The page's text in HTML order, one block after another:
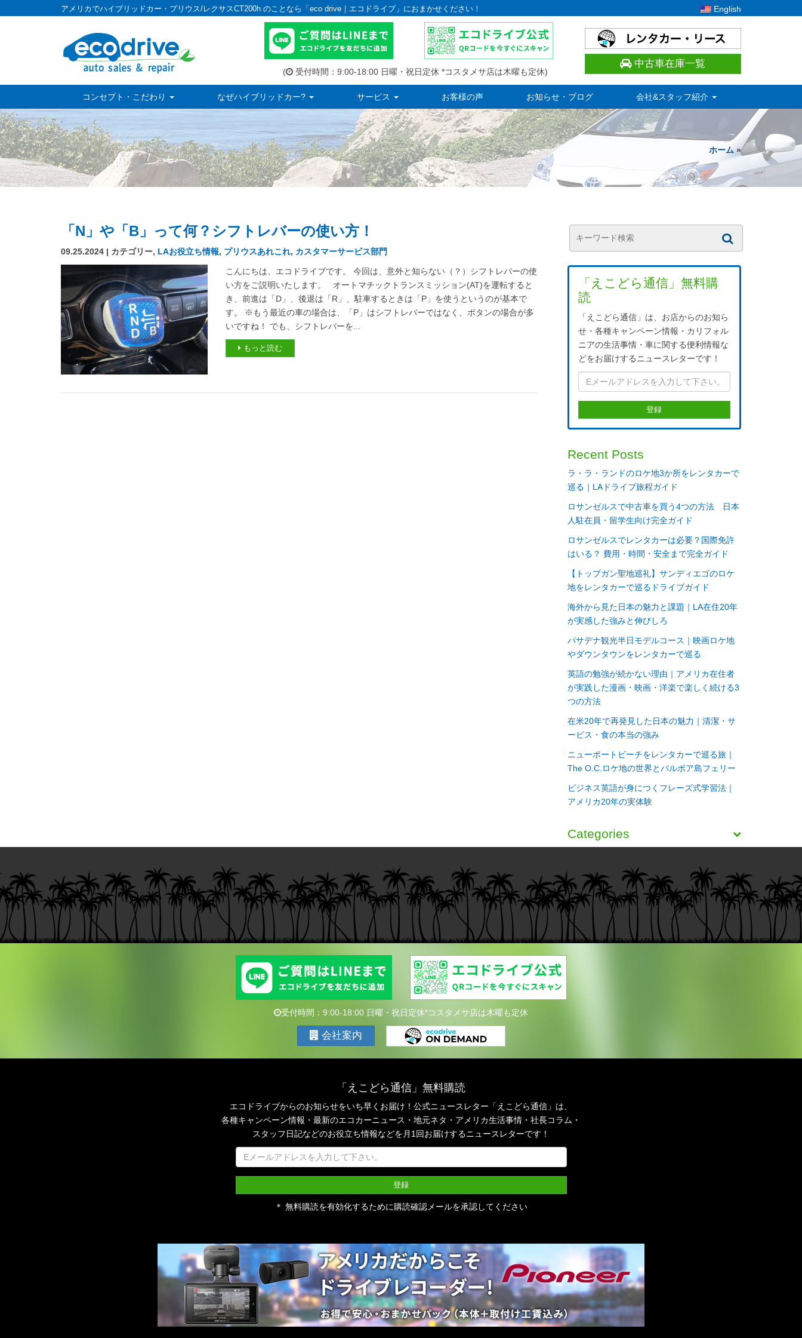
アメリカでハイブリッドカー・プリウス/レクサスCT200h のことなら「eco drive｜エコドライブ」におまかせください！ English
( 受付時間：9:00-18:00 日曜・祝日定休 *コスタメサ店は木曜も定休)
中古車在庫一覧
コンセプト・こだわり なぜハイブリッドカー? サービス お客様の声 お知らせ・ブログ 会社&スタッフ紹介
ホーム »
「N」や「B」って何？シフトレバーの使い方！
09.25.2024 | カテゴリー, LAお役立ち情報, プリウスあれこれ, カスタマーサービス部門
こんにちは、エコドライブです。 今回は、意外と知らない（？）シフトレバーの使
い方をご説明いたします。 オートマチックトランスミッション(AT)を運転すると
き、前進は「D」、後退は「R」、駐車するときは「P」を使うというのが基本で
す。 ※もう最近の車の場合は、「P」はシフトレバーではなく、ボタンの場合が多
いですね！ でも、シフトレバーを...
もっと読む
「えこどら通信」無料購
読
「えこどら通信」は、お店からのお知ら
せ・各種キャンペーン情報・カリフォル
ニアの生活事情・車に関する便利情報な
どをお届けするニュースレターです！
Recent Posts
ラ・ラ・ランドのロケ地3か所をレンタカーで
巡る｜LAドライブ旅程ガイド
ロサンゼルスで中古車を買う4つの方法 日本
人駐在員・留学生向け完全ガイド
ロサンゼルスでレンタカーは必要？国際免許
はいる？ 費用・時間・安全まで完全ガイド
【トップガン聖地巡礼】サンディエゴのロケ
地をレンタカーで巡るドライブガイド
海外から見た日本の魅力と課題｜LA在住20年
が実感した強みと伸びしろ
パサデナ観光半日モデルコース｜映画ロケ地
やダウンタウンをレンタカーで巡る
英語の勉強が続かない理由｜アメリカ在住者
が実践した漫画・映画・洋楽で楽しく続ける3
つの方法
在米20年で再発見した日本の魅力｜清潔・サ
ービス・食の本当の強み
ニューポートビーチをレンタカーで巡る旅｜
The O.C.ロケ地の世界とバルボア島フェリー
ビジネス英語が身につくフレーズ式学習法｜
アメリカ20年の実体験
Categories
受付時間：9:00-18:00 日曜・祝日定休*コスタメサ店は木曜も定休
会社案内
「えこどら通信」無料購読
エコドライブからのお知らせをいち早くお届け！公式ニュースレター「えこどら通信」は、
各種キャンペーン情報・最新のエコカーニュース・地元ネタ・アメリカ生活事情・社長コラム・
スタッフ日記などのお役立ち情報などを月1回お届けするニュースレターです！
＊ 無料購読を有効化するために購読確認メールを承認してください